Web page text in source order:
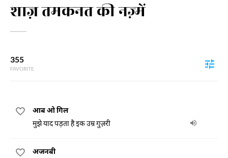
शाज़ तमकनत की नज़्में
355
FAVORITE
आब ओ गिल
मुझे याद पड़ता है इक उम्र गुज़री
अजनबी